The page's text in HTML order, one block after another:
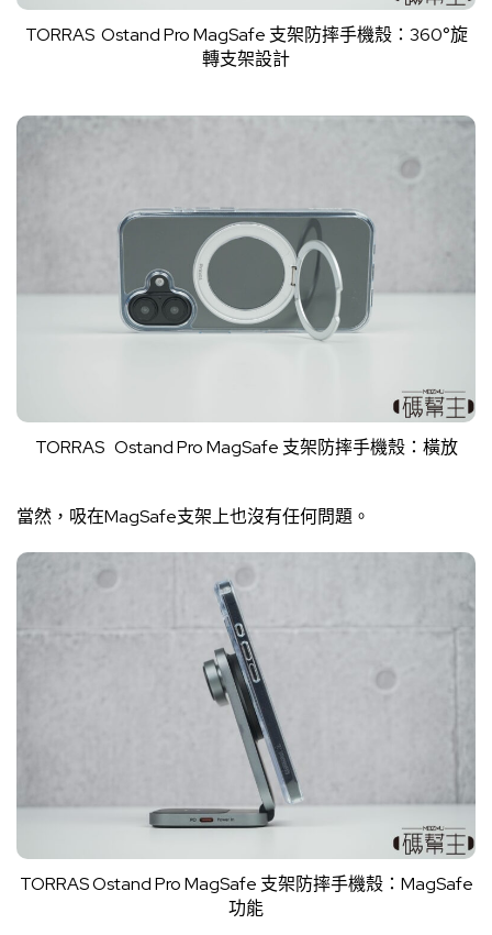
TORRAS Ostand Pro MagSafe 支架防摔手機殼：360°旋
轉支架設計
TORRAS Ostand Pro MagSafe 支架防摔手機殼：橫放
當然，吸在MagSafe支架上也沒有任何問題。
TORRAS Ostand Pro MagSafe 支架防摔手機殼：MagSafe
功能